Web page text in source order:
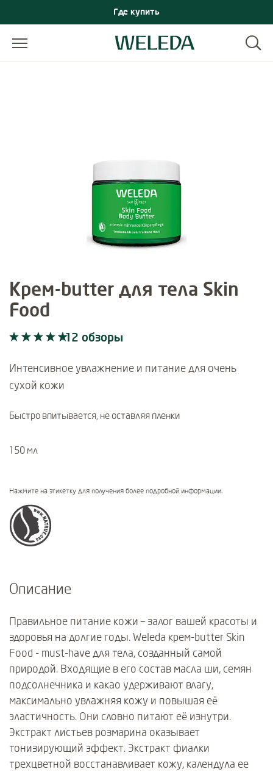
Где купить
Крем-butter для тела Skin
Food
Current rating: 5 out of 5 stars rated by 12 customers
12 обзоры
12 обзоры
Интенсивное увлажнение и питание для очень
сухой кожи
Быстро впитывается, не оставляя пленки
150 мл
Certifications
Нажмите на этикетку для получения более подробной информации.
Описание
Правильное питание кожи – залог вашей красоты и
здоровья на долгие годы. Weleda крем-butter Skin
Food - must-have для тела, созданный самой
природой. Входящие в его состав масла ши, семян
подсолнечника и какао удерживают влагу,
максимально увлажняя кожу и повышая её
эластичность. Они словно питают её изнутри.
Экстракт листьев розмарина оказывает
тонизирующий эффект. Экстракт фиалки
трехцветной восстанавливает кожу, календула ее